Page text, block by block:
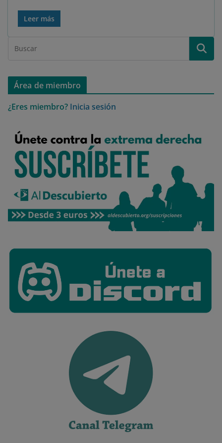
Leer más
Área de miembro
¿Eres miembro? Inicia sesión